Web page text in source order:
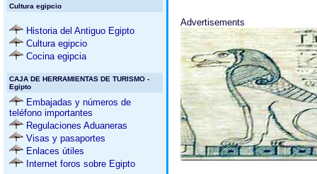
Cultura egipcio
Historia del Antiguo Egipto
Cultura egipcio
Cocina egipcia
CAJA DE HERRAMIENTAS DE TURISMO -
Egipto
Embajadas y números de
teléfono importantes
Regulaciones Aduaneras
Visas y pasaportes
Enlaces útiles
Internet foros sobre Egipto
Advertisements